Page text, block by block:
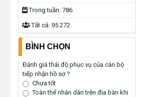
Trong tuần: 786
Tất cả: 95.272
BÌNH CHỌN
Đánh giá thái độ phục vụ của cán bộ
tiếp nhận hồ sơ ?
Chưa tốt
Toàn thể nhân dân trên địa bàn khi